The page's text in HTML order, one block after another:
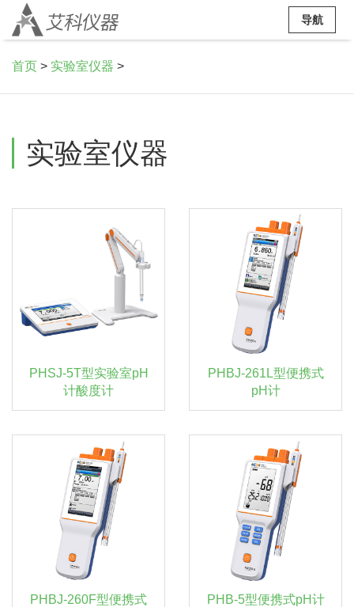
导航
首页 > 实验室仪器 >
实验室仪器
PHSJ-5T型实验室pH
计酸度计
PHBJ-261L型便携式
pH计
PHBJ-260F型便携式
PHB-5型便携式pH计